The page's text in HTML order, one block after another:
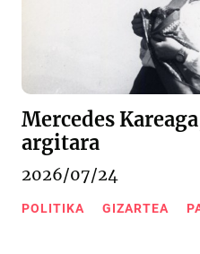
Mercedes
argitara
2026/07/24
POLITIKA GIZARTEA